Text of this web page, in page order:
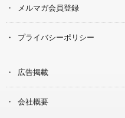
メルマガ会員登録
プライバシーポリシー
広告掲載
会社概要